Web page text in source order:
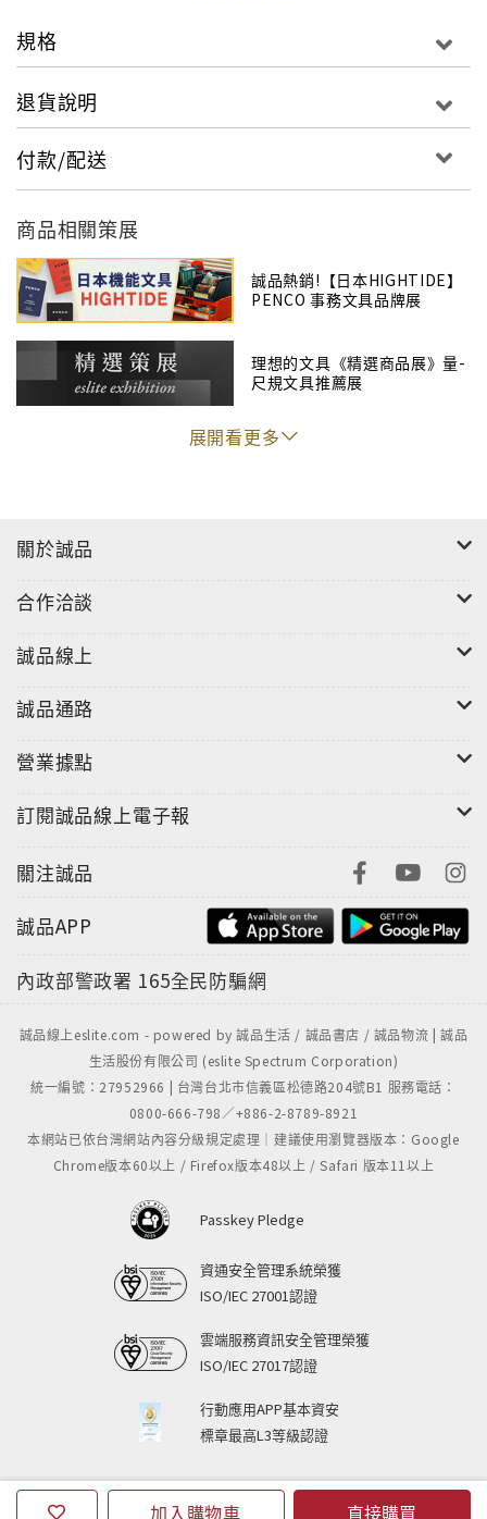
加入購物車 直接購買
【關於HIGHTIDE】
HIGHTIDE意指「滿潮」，期望能為使用者帶來精
神上的滿足，就像凝望大海一樣充滿踏實感。貼近
顧客的需求推出各種日常用品，包含文具、雜貨和
禮品，結合出色的設計和讓人著迷的裝飾，從各個
面相捕捉時下流行的元素，持續推出讓人滿意的商
品。
商品規格
名稱：捲尺/ 2M
尺寸：4 X 4.5 X 1.2 cm
材質：不銹鋼
規格
退貨說明
付款/配送
商品相關策展
誠品熱銷!【日本HIGHTIDE】
PENCO 事務文具品牌展
理想的文具《精選商品展》量-
尺規文具推薦展
展開看更多
關於誠品
合作洽談
誠品線上
誠品通路
營業據點
訂閱誠品線上電子報
關注誠品
誠品APP
內政部警政署 165全民防騙網
誠品線上eslite.com - powered by 誠品生活 / 誠品書店 / 誠品物流 | 誠品
生活股份有限公司 (eslite Spectrum Corporation)
統一編號：27952966 | 台灣台北市信義區松德路204號B1 服務電話：
0800-666-798／+886-2-8789-8921
本網站已依台灣網站內容分級規定處理｜建議使用瀏覽器版本：Google
Chrome版本60以上 / Firefox版本48以上 / Safari 版本11以上
Passkey Pledge
資通安全管理系統榮獲
ISO/IEC 27001認證
雲端服務資訊安全管理榮獲
ISO/IEC 27017認證
行動應用APP基本資安
標章最高L3等級認證